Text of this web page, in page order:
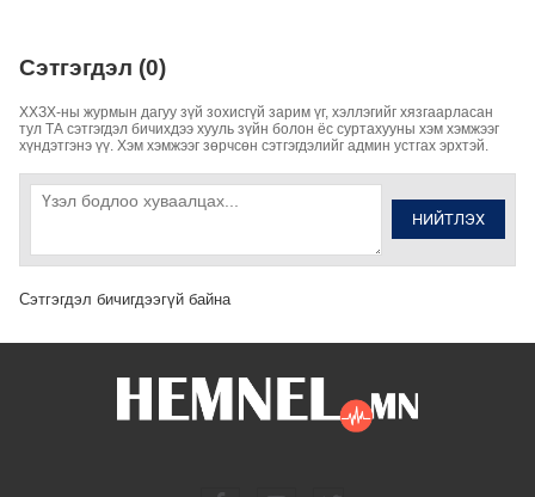
Сэтгэгдэл (0)
ХХЗХ-ны журмын дагуу зүй зохисгүй зарим үг, хэллэгийг хязгаарласан
тул ТА сэтгэгдэл бичихдээ хууль зүйн болон ёс суртахууны хэм хэмжээг
хүндэтгэнэ үү. Хэм хэмжээг зөрчсөн сэтгэгдэлийг админ устгах эрхтэй.
НИЙТЛЭХ
Сэтгэгдэл бичигдээгүй байна